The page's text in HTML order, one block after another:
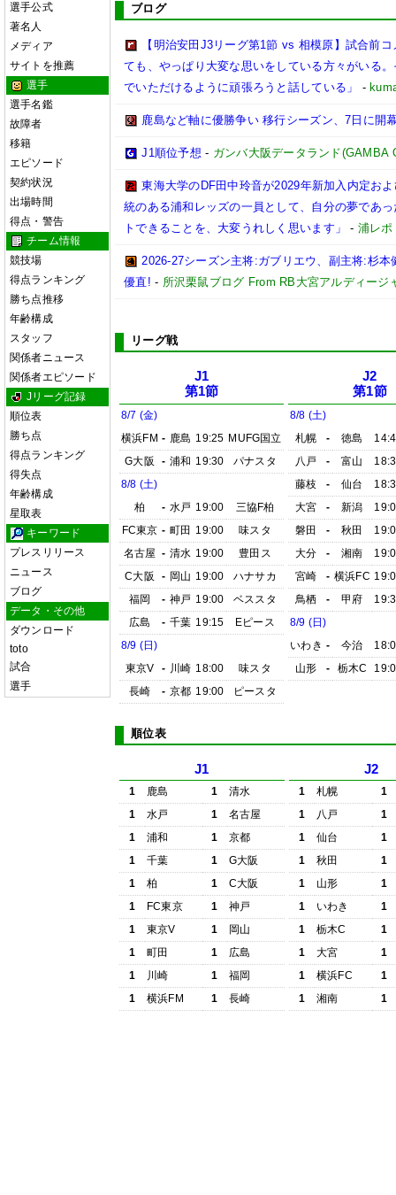
選手公式
著名人
メディア
サイトを推薦
選手
選手名鑑
故障者
移籍
エピソード
契約状況
出場時間
得点・警告
チーム情報
競技場
得点ランキング
勝ち点推移
年齢構成
スタッフ
関係者ニュース
関係者エピソード
Jリーグ記録
順位表
勝ち点
得点ランキング
得失点
年齢構成
星取表
キーワード
プレスリリース
ニュース
ブログ
データ・その他
ダウンロード
toto
試合
選手
ブログ
【明治安田J3リーグ第1節 vs 相模原】試合前
ても、やっぱり大変な思いをしている方々がいる
でいただけるように頑張ろうと話している」
-
鹿島など軸に優勝争い 移行シーズン、7日に開
J1順位予想 - ガンバ大阪データランド(GAMBA
東海大学のDF田中玲音が2029年新加入内定お
統のある浦和レッズの一員として、自分の夢であ
トできることを、大変うれしく思います」
- 浦レ
2026-27シーズン主将:ガブリエウ、副主将:杉
優直! - 所沢栗鼠ブログ From RB大宮アルディージ
リーグ戦
J1
第1節
8/7 (金)
横浜FM - 鹿島 19:25 MUFG国立
G大阪
- 浦和 19:30
パナスタ
8/8 (土)
柏
- 水戸 19:00
三協F柏
FC東京 - 町田 19:00
味スタ
名古屋 - 清水 19:00
豊田ス
C大阪
- 岡山 19:00
ハナサカ
福岡
- 神戸 19:00
ベススタ
広島
- 千葉 19:15
Eピース
8/9 (日)
東京V
- 川崎 18:00
味スタ
長崎
- 京都 19:00 ピースタ
J2
第1節
8/8 (土)
札幌
- 徳島
八戸
- 富山
藤枝
- 仙台
大宮
- 新潟
磐田
- 秋田
大分
- 湘南
宮崎
- 横浜FC
鳥栖
- 甲府
8/9 (日)
いわき - 今治
山形
- 栃木C
順位表
J1
1 鹿島 1
清水
1
水戸 1
名古屋
1
浦和 1
京都
1
千葉 1
G大阪
1
柏 1
C大阪
1
FC東京 1
神戸
1
東京V 1
岡山
1
町田 1
広島
1
川崎 1
福岡
1
横浜FM 1 長崎
J2
1 札幌
1
1
八戸
1
1
仙台
1
1
秋田
1
1
山形
1
1
いわき
1
1
栃木C
1
1
大宮
1
1
横浜FC
1
1
湘南 1